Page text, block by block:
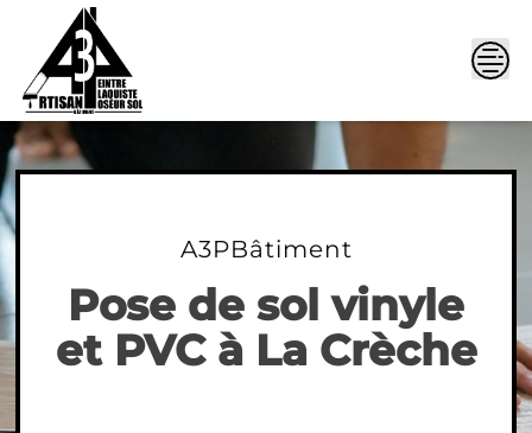
A3PBâtiment
Pose de sol vinyle
et PVC à La Crèche